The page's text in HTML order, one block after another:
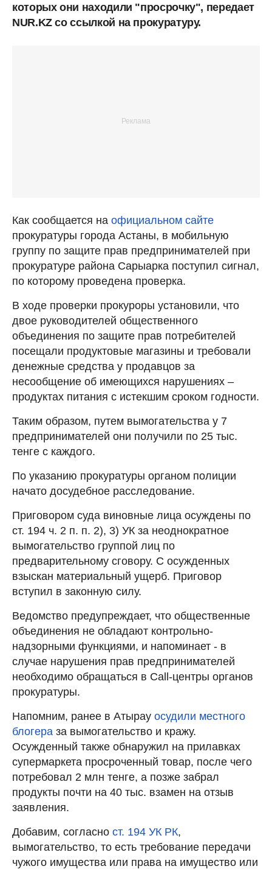
которых они находили "просрочку", передает
NUR.KZ со ссылкой на прокуратуру.
Как сообщается на официальном сайте
прокуратуры города Астаны, в мобильную
группу по защите прав предпринимателей при
прокуратуре района Сарыарка поступил сигнал,
по которому проведена проверка.
В ходе проверки прокуроры установили, что
двое руководителей общественного
объединения по защите прав потребителей
посещали продуктовые магазины и требовали
денежные средства у продавцов за
несообщение об имеющихся нарушениях –
продуктах питания с истекшим сроком годности.
Таким образом, путем вымогательства у 7
предпринимателей они получили по 25 тыс.
тенге с каждого.
По указанию прокуратуры органом полиции
начато досудебное расследование.
Приговором суда виновные лица осуждены по
ст. 194 ч. 2 п. п. 2), 3) УК за неоднократное
вымогательство группой лиц по
предварительному сговору. С осужденных
взыскан материальный ущерб. Приговор
вступил в законную силу.
Ведомство предупреждает, что общественные
объединения не обладают контрольно-
надзорными функциями, и напоминает - в
случае нарушения прав предпринимателей
необходимо обращаться в Call-центры органов
прокуратуры.
Напомним, ранее в Атырау осудили местного
блогера за вымогательство и кражу.
Осужденный также обнаружил на прилавках
супермаркета просроченный товар, после чего
потребовал 2 млн тенге, а позже забрал
продукты почти на 40 тыс. взамен на отзыв
заявления.
Добавим, согласно ст. 194 УК РК,
вымогательство, то есть требование передачи
чужого имущества или права на имущество или